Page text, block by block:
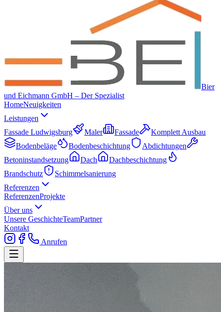
Bier
und Eichmann GmbH – Der Spezialist
HomeNeuigkeiten
Leistungen
Fassade Ludwigsburg
Maler Fassade
Komplett Ausbau
Bodenbeläge
Bodenbeschichtung
Abdichtungen
Betoninstandsetzung
Dach
Dachbeschichtung
Brandschutz
Schimmelsanierung
Referenzen
ReferenzenProjekte
Über uns
Unsere GeschichteTeamPartner
Kontakt
Anrufen